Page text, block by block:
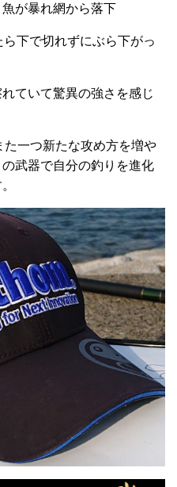
が暴れ網から落下
ら下で切れずにぶら下がっ
ていて驚異の強さを感じ
一つ新たな攻め方を増や
武器で自分の釣りを進化